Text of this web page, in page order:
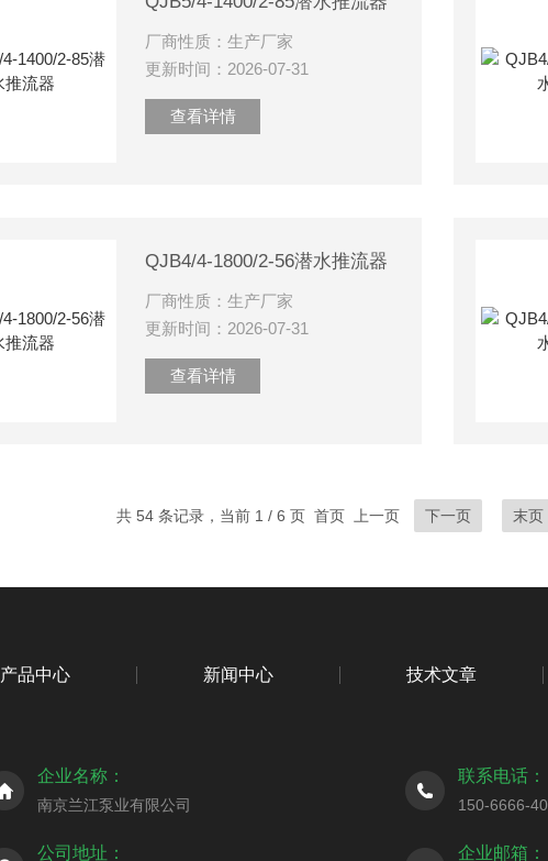
厂商性质：生产厂家
更新时间：2026-07-31
查看详情
QJB4/4-1800/2-56潜水推流器
厂商性质：生产厂家
更新时间：2026-07-31
查看详情
共 54 条记录，当前 1 / 6 页 首页 上一页 下一页 末页
产品中心 新闻中心 技术文章
企业名称：
南京兰江泵业有限公司
联系电话：
150-6666-
公司地址： 企业邮箱：